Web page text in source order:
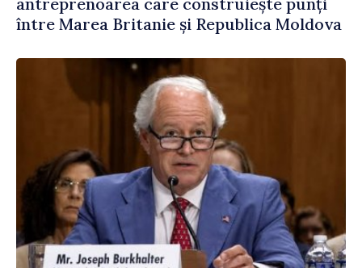
între Marea Britanie și Republica Moldova